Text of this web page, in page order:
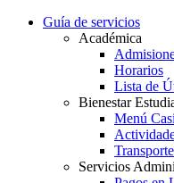
Guía de servicios
Académica
Horarios
Lista de
Bienestar
Menú
Servicios